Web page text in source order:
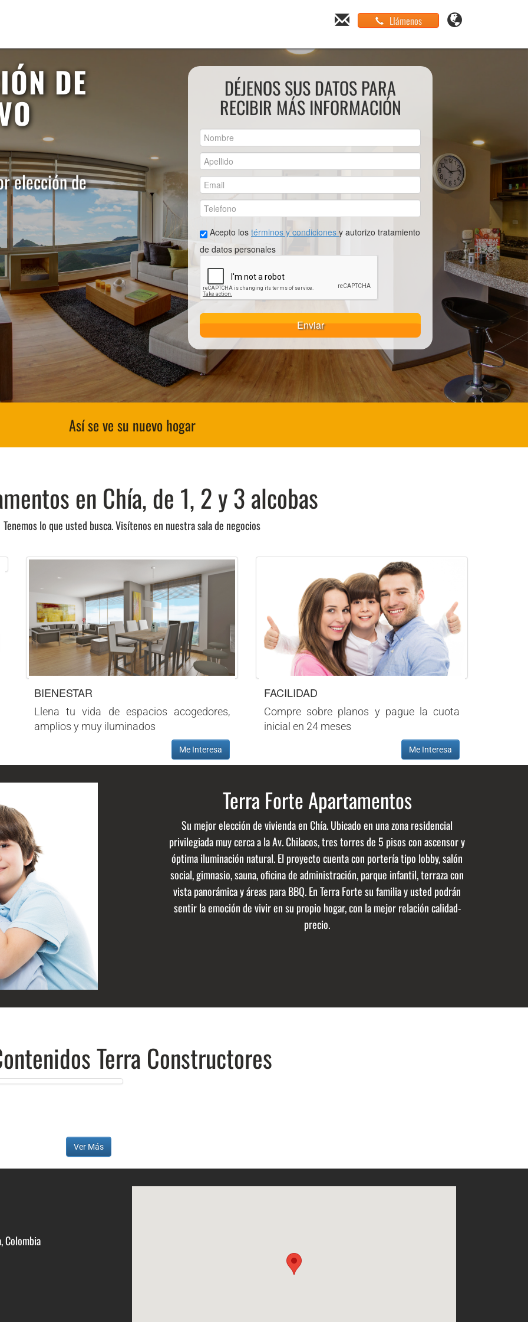
Llámenos
DE
elección de
DÉJENOS SUS DATOS PARA
RECIBIR MÁS INFORMACIÓN
Acepto los términos y condiciones y autorizo tratamiento
de datos personales
Enviar
Así se ve su nuevo hogar
en Chía, de 1, 2 y 3 alcobas
Tenemos lo que usted busca. Visítenos en nuestra sala de negocios
BIENESTAR
Llena tu vida de espacios acogedores,
amplios y muy iluminados
Me Interesa
FACILIDAD
Compre sobre planos y pague la cuota
inicial en 24 meses
Me Interesa
Terra Forte Apartamentos
Su mejor elección de vivienda en Chía. Ubicado en una zona residencial
privilegiada muy cerca a la Av. Chilacos, tres torres de 5 pisos con ascensor y
óptima iluminación natural. El proyecto cuenta con portería tipo lobby, salón
social, gimnasio, sauna, oficina de administración, parque infantil, terraza con
vista panorámica y áreas para BBQ. En Terra Forte su familia y usted podrán
sentir la emoción de vivir en su propio hogar, con la mejor relación calidad-
precio.
Terra Constructores
Ver Más
Colombia